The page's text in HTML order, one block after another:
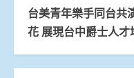
台美青年樂手同台共
花 展現台中爵士人才